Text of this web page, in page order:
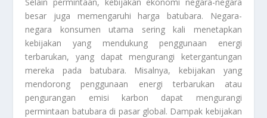
besar juga memengaruhi harga batubara. Negara-
negara konsumen utama sering kali menetapkan
kebijakan yang mendukung penggunaan energi
terbarukan, yang dapat mengurangi ketergantungan
mereka pada batubara. Misalnya, kebijakan yang
mendorong penggunaan energi terbarukan atau
pengurangan emisi karbon dapat mengurangi
permintaan batubara di pasar global. Dampak kebijakan